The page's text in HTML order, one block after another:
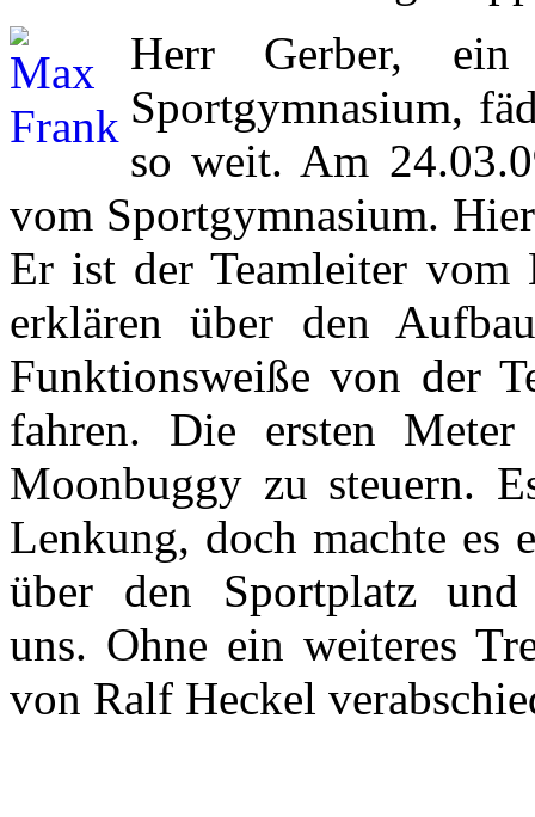
Herr Gerber,
Sportgymnasium,
so weit. Am
vom Sportgymnasium.
Er ist der Teamleiter vom
erklären über den
Funktionsweiße von der
fahren. Die ersten
Moonbuggy zu steuern.
Lenkung, doch machte es
über den Sportplatz
uns. Ohne ein weiteres
von Ralf Heckel